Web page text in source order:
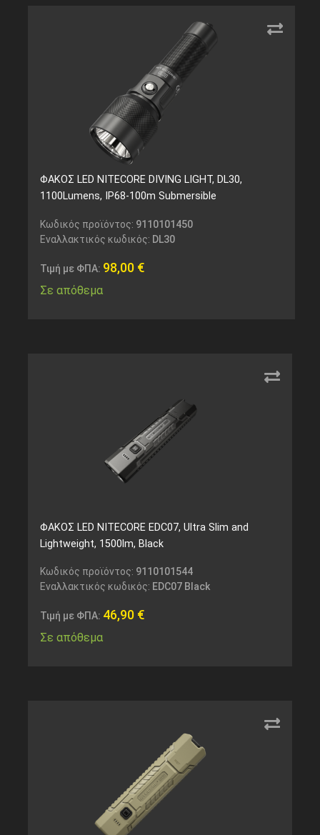
ΦΑΚΟΣ LED NITECORE DIVING LIGHT, DL30,
1100Lumens, IP68-100m Submersible
Κωδικός προϊόντος: 9110101450
Εναλλακτικός κωδικός: DL30
Τιμή με ΦΠΑ: 98,00 €
Σε απόθεμα
ΦΑΚΟΣ LED NITECORE EDC07, Ultra Slim and
Lightweight, 1500lm, Black
Κωδικός προϊόντος: 9110101544
Εναλλακτικός κωδικός: EDC07 Black
Τιμή με ΦΠΑ: 46,90 €
Σε απόθεμα